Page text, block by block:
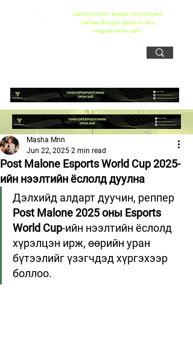
Цахим спорт, видео тоглоомын
талаар бичдэг цорын ганц
мэдээллийн сайт
Post Malone Esports World Cup 2025-
ийн нээлтийн ёслолд дуулна
Masha Mnn
Jun 22, 2025 2 min read
Дэлхийд алдарт дуучин, реппер
Post Malone2025 оны Esports
World Cup-ийн нээлтийн ёслолд
хүрэлцэн ирж, өөрийн уран
бүтээлийг үзэгчдэд хүргэхээр
боллоо.